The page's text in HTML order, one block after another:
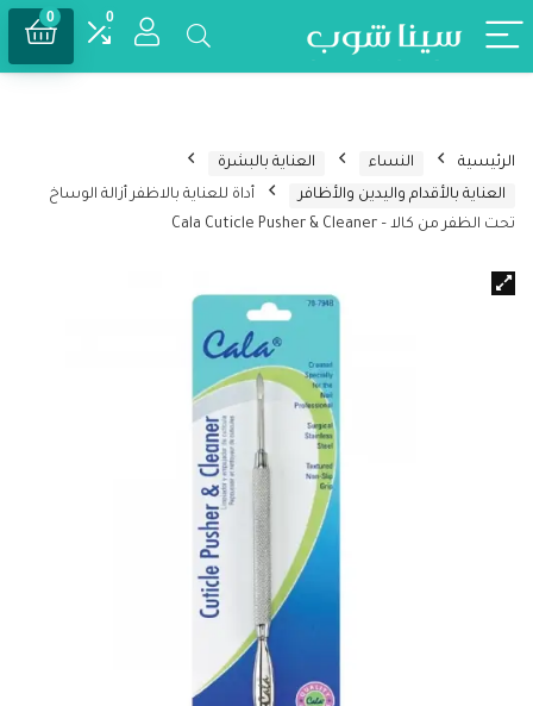
0
0
الرئيسية النساء
العناية بالبشرة
العناية بالأقدام واليدين والأظافر
أداة للعناية بالاظفر أزالة الوساخ
تحت الظفر من كالا – Cala Cuticle Pusher & Cleaner